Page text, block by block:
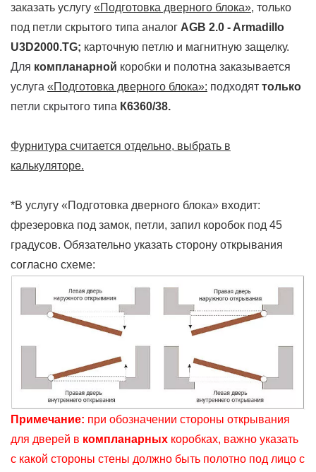
заказать услугу «Подготовка дверного блока», только
под петли скрытого типа аналог AGB 2.0 - Armadillo
U3D2000.TG; карточную петлю и магнитную защелку.
Для компланарной коробки и полотна заказывается
услуга «Подготовка дверного блока»: подходят только
петли скрытого типа К6360/38.
Фурнитура считается отдельно, выбрать в
калькуляторе.
*В услугу «Подготовка дверного блока» входит:
фрезеровка под замок, петли, запил коробок под 45
градусов. Обязательно указать сторону открывания
согласно схеме:
Примечание: при обозначении стороны открывания
для дверей в компланарных коробках, важно указать
с какой стороны стены должно быть полотно под лицо с